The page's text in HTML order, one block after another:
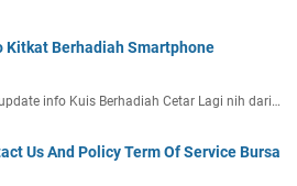
Kitkat Berhadiah Smartphone
info Kuis Berhadiah Cetar Lagi nih dari…
Us And Policy Term Of Service Bursa